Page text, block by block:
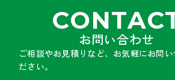
お問い合わせ
ご相談やお見積りなど、お気軽にお問
ださい。